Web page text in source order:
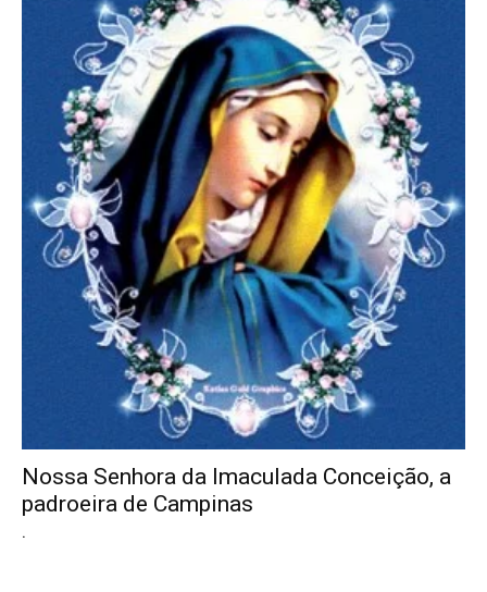
Nossa Senhora da Imaculada Conceição, a
padroeira de Campinas
.